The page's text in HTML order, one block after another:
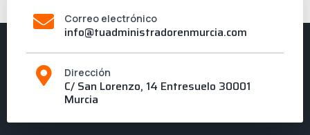
Correo electrónico
info@tuadministradorenmurcia.com
Dirección
C/ San Lorenzo, 14 Entresuelo 30001
Murcia